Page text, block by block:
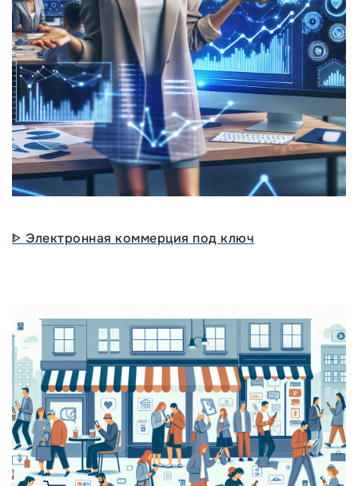
ᐈ Электронная коммерция под ключ